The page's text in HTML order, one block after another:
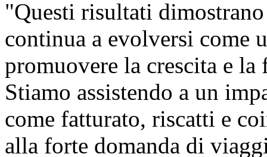
"Questi risultati
continua a evolversi come
promuovere la crescita e
Stiamo assistendo a un
come fatturato, riscatti e
alla forte domanda di